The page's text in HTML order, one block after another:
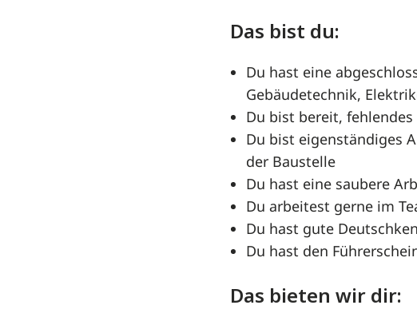
Das bist du:
Du hast eine
Gebäudetechnik,
Du bist bereit,
Du bist eigenständiges
der Baustelle
Du hast eine saubere
Du arbeitest gerne im
Du hast gute
Du hast den
Das bieten wir dir: